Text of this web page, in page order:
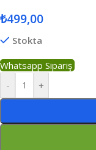
₺499,00
Stokta
Whatsapp Sipariş
-
+